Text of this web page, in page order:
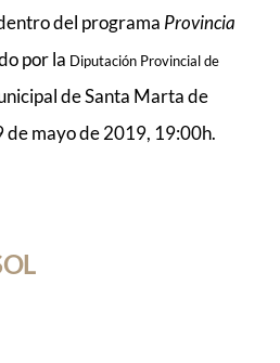
del programa Provincia
por la Diputación Provincial de
de Santa Marta de
de mayo de 2019, 19:00h.